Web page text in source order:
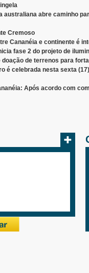
australiana abre caminho
Cremoso
Cananéia e continente é
fase 2 do projeto de
doação de terrenos para
é celebrada nesta sexta
Após acordo com